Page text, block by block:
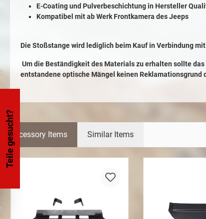
E-Coating und Pulverbeschichtung in Hersteller
Kompatibel mit ab Werk Frontkamera des Jeeps
Die Stoßstange wird lediglich beim Kauf in Verbindung
Um die Beständigkeit des Materials zu erhalten sollte
entstandene optische Mängel keinen Reklamationsgrund
Accessory Items Similar Items
Teile gesucht?